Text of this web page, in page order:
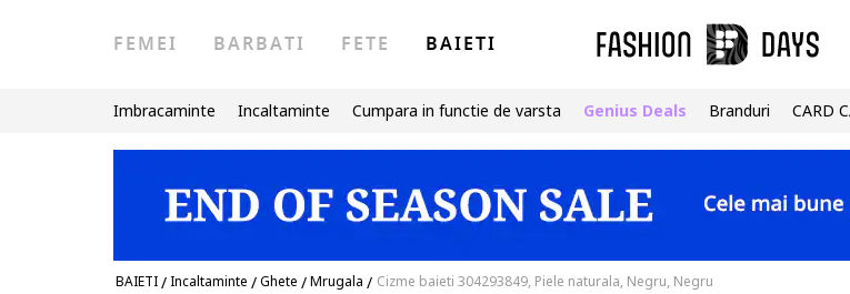
FEMEI BARBATI FETE BAIETI
Imbracaminte Incaltaminte Cumpara in functie de varsta Genius Deals Branduri CARD
BAIETI/Incaltaminte /Ghete /Mrugala / Cizme baieti 304293849, Piele naturala, Negru, Negru